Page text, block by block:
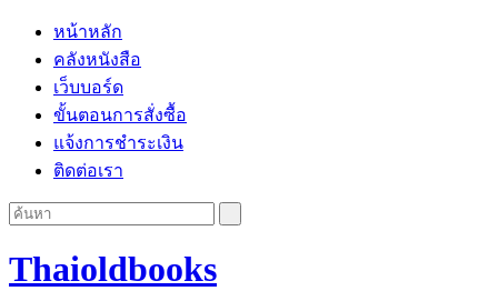
หน้าหลัก
คลังหนังสือ
เว็บบอร์ด
ขั้นตอนการสั่งซื้อ
แจ้งการชำระเงิน
ติดต่อเรา
Thaioldbooks